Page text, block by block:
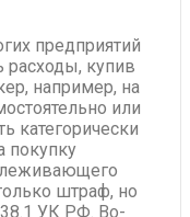
предприятий
расходы, купив
например, на
или
категорически
покупку
штраф, но
УК РФ. Во-